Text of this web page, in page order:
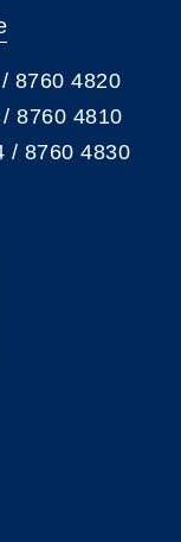
4820
8760 4810
/ 8760 4830